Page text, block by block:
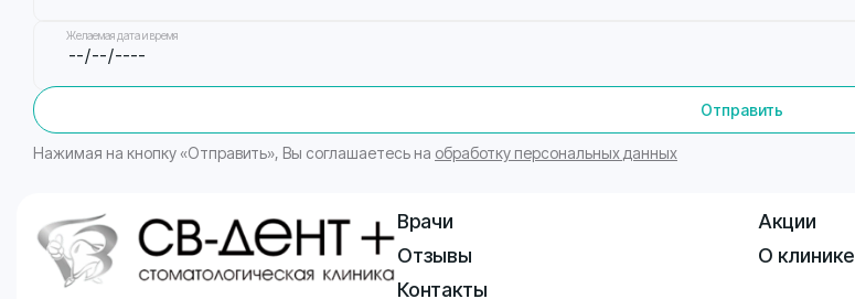
Желаемая дата и время
Отправить
Нажимая на кнопку «Отправить», Вы соглашаетесь на обработку персональных данных
Врачи
Акции
Отзывы
О клинике
Контакты